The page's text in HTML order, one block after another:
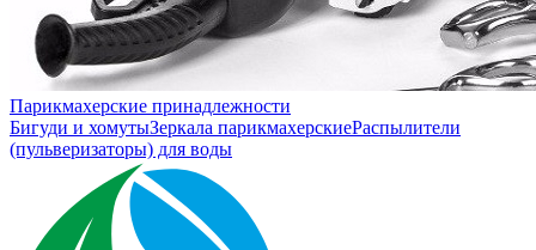
Парикмахерские принадлежности
Бигуди и хомутыЗеркала парикмахерскиеРаспылители
(пульверизаторы) для воды